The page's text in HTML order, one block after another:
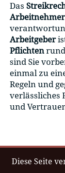
Das
Arbeitnehmer
Arbeitgeber
Pflichten
sind Sie
einmal zu
Regeln und
verlässliches
und
Diese Seite